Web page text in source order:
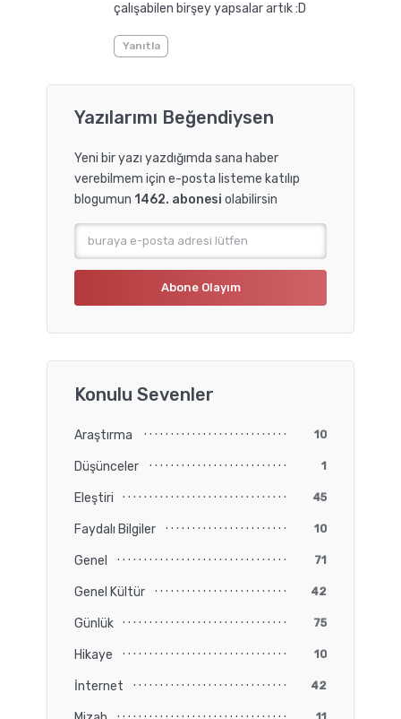
çalışabilen birşey yapsalar artık :D
Yanıtla
Yazılarımı Beğendiysen
Yeni bir yazı yazdığımda sana haber
verebilmem için e-posta listeme katılıp
blogumun 1462. abonesi olabilirsin
Konulu Sevenler
Araştırma 10
Düşünceler 1
Eleştiri 45
Faydalı Bilgiler 10
Genel 71
Genel Kültür 42
Günlük 75
Hikaye 10
İnternet 42